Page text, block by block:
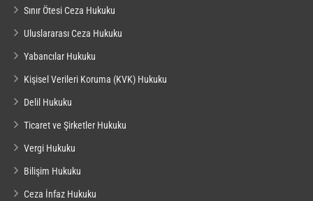
Sınır Ötesi Ceza Hukuku
Uluslararası Ceza Hukuku
Yabancılar Hukuku
Kişisel Verileri Koruma (KVK) Hukuku
Delil Hukuku
Ticaret ve Şirketler Hukuku
Vergi Hukuku
Bilişim Hukuku
Ceza İnfaz Hukuku